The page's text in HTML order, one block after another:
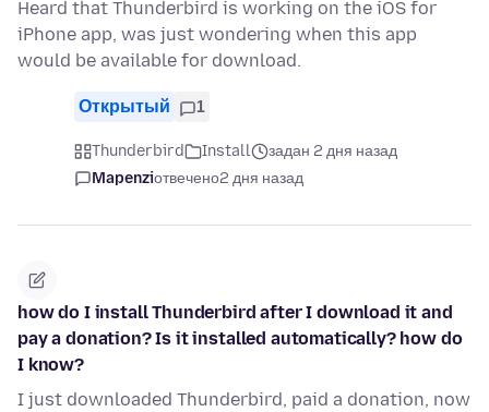
Heard that Thunderbird is working on the iOS for
iPhone app, was just wondering when this app
would be available for download.
Открытый 1
Thunderbird Install
задан 2 дня назад
Mapenziотвечено2 дня назад
how do I install Thunderbird after I download it and
pay a donation? Is it installed automatically? how do
I know?
I just downloaded Thunderbird, paid a donation, now